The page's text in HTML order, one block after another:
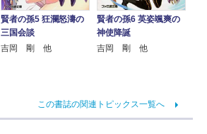
賢者の孫5 狂瀾怒濤の
三国会談
吉岡 剛 他
賢者の孫6 英姿颯爽の
神使降誕
吉岡 剛 他
この書誌の関連トピックス一覧へ